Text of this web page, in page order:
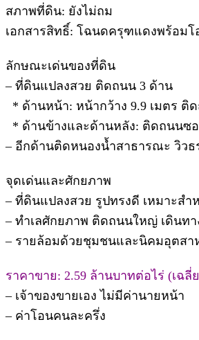
สภาพที่ดิน: ยังไม่ถม
เอกสารสิทธิ์: โฉนดครุฑแดงพร้อมโ
ลักษณะเด่นของที่ดิน
– ที่ดินแปลงสวย ติดถนน 3 ด้าน
* ด้านหน้า: หน้ากว้าง 9.9 เมตร ติ
* ด้านข้างและด้านหลัง: ติดถนนซอ
– อีกด้านติดหนองน้ำสาธารณะ วิวธ
จุดเด่นและศักยภาพ
– ที่ดินแปลงสวย รูปทรงดี เหมาะสำ
– ทำเลศักยภาพ ติดถนนใหญ่ เดินทา
– รายล้อมด้วยชุมชนและนิคมอุตสา
ราคาขาย: 2.59 ล้านบาทต่อไร่ (เฉลี่
– เจ้าของขายเอง ไม่มีค่านายหน้า
– ค่าโอนคนละครึ่ง